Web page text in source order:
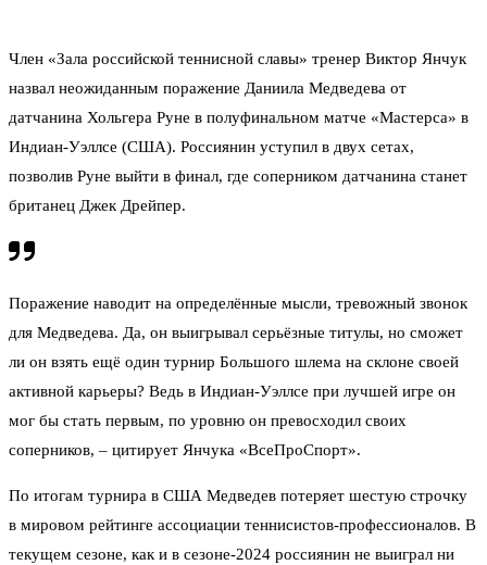
Член «Зала российской теннисной славы» тренер Виктор Янчук
назвал неожиданным поражение Даниила Медведева от
датчанина Хольгера Руне в полуфинальном матче «Мастерса» в
Индиан-Уэллсе (США). Россиянин уступил в двух сетах,
позволив Руне выйти в финал, где соперником датчанина станет
британец Джек Дрейпер.
Поражение наводит на определённые мысли, тревожный звонок
для Медведева. Да, он выигрывал серьёзные титулы, но сможет
ли он взять ещё один турнир Большого шлема на склоне своей
активной карьеры? Ведь в Индиан-Уэллсе при лучшей игре он
мог бы стать первым, по уровню он превосходил своих
соперников, – цитирует Янчука «ВсеПроСпорт».
По итогам турнира в США Медведев потеряет шестую строчку
в мировом рейтинге ассоциации теннисистов-профессионалов. В
текущем сезоне, как и в сезоне-2024 россиянин не выиграл ни